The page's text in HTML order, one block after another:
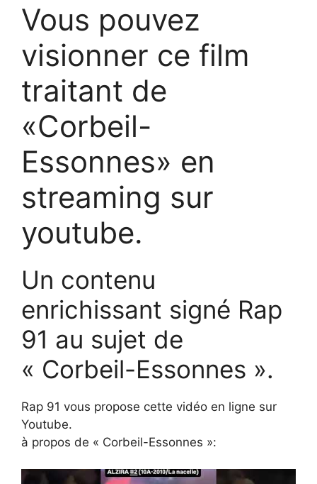
Vous pouvez
visionner ce film
traitant de
«Corbeil-
Essonnes» en
streaming sur
youtube.
Un contenu
enrichissant signé Rap
91 au sujet de
« Corbeil-Essonnes ».
Rap 91 vous propose cette vidéo en ligne sur
Youtube.
à propos de « Corbeil-Essonnes »: